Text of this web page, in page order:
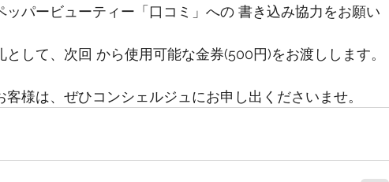
パービューティー「口コミ」への 書き込み協力をお願い
して、次回 から使用可能な金券(500円)をお渡しします。
様は、ぜひコンシェルジュにお申し出くださいませ。